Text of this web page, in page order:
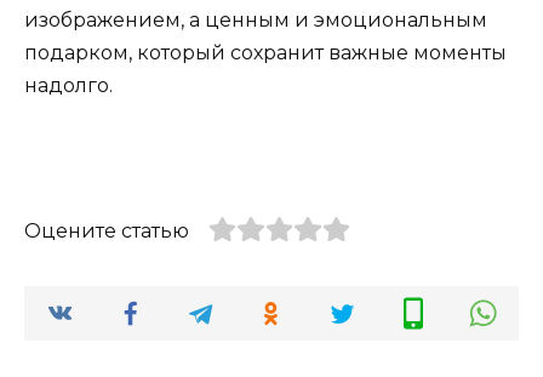
изображением, а ценным и эмоциональным
подарком, который сохранит важные моменты
надолго.
Оцените статью